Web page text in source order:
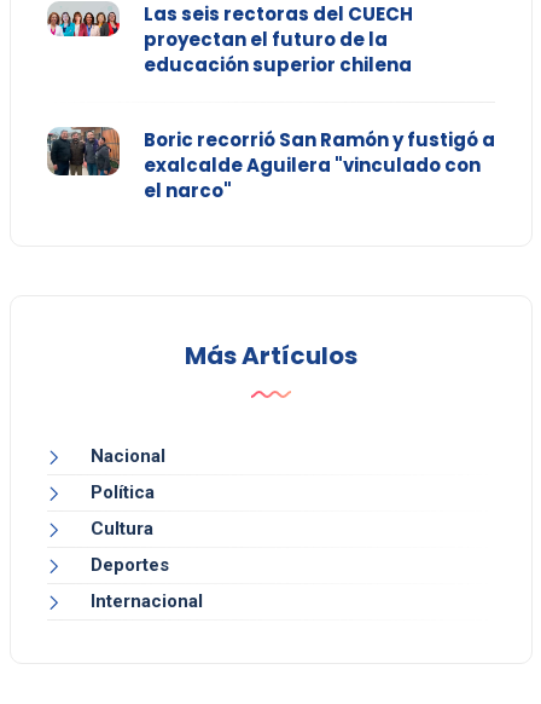
Las seis rectoras del CUECH
proyectan el futuro de la
educación superior chilena
Boric recorrió San Ramón y fustigó a
exalcalde Aguilera "vinculado con
el narco"
Más Artículos
Nacional
Política
Cultura
Deportes
Internacional